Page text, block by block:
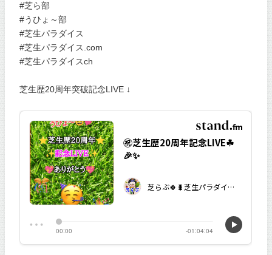
#芝ら部
#うひょ～部
#芝生パラダイス
#芝生パラダイス.com
#芝生パラダイスch
芝生歴20周年突破記念LIVE ↓